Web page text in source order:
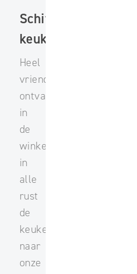
Schitterende
keuken
Heel
vriendelijk
ontvangen
in
de
winkel,
in
alle
rust
de
keuken
naar
onze